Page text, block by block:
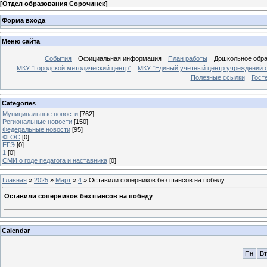
[Отдел образования Сорочинск]
Форма входа
Меню сайта
События Официальная информация План работы
Дошкольное
МКУ "Городской методический центр"
МКУ "Единый учетный центр учреждений
Полезные ссылки
Categories
Муниципальные новости [762]
Региональные новости [150]
Федеральные новости [95]
ФГОС [0]
ЕГЭ [0]
1 [0]
СМИ о годе педагога и наставника [0]
Главная » 2025 » Март » 4 » Оставили соперников без шансов на победу
Оставили соперников без шансов на победу
Calendar
Пн Вт